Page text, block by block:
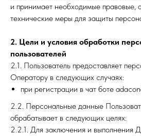
и принимает необходимые правовые,
технические меры для защиты
2. Цели и условия обработки
пользователей
2.1. Пользователь предоставляет
Оператору в следующих случаях:
при регистрации в чат боте
2.2. Персональные данные
обрабатывает в следующих целях:
2.2.1. Для заключения и выполнения